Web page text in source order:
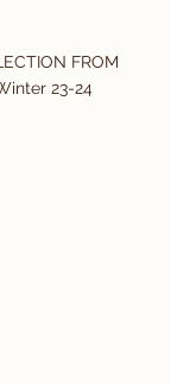
FROM
23-24